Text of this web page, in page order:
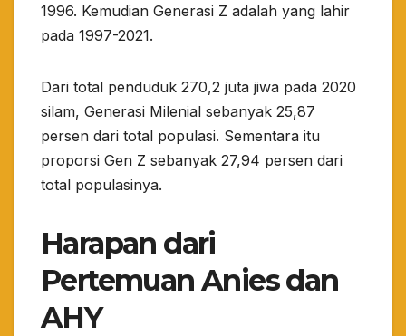
1996. Kemudian Generasi Z adalah yang lahir
pada 1997-2021.
Dari total penduduk 270,2 juta jiwa pada 2020
silam, Generasi Milenial sebanyak 25,87
persen dari total populasi. Sementara itu
proporsi Gen Z sebanyak 27,94 persen dari
total populasinya.
Harapan dari
Pertemuan Anies dan
AHY